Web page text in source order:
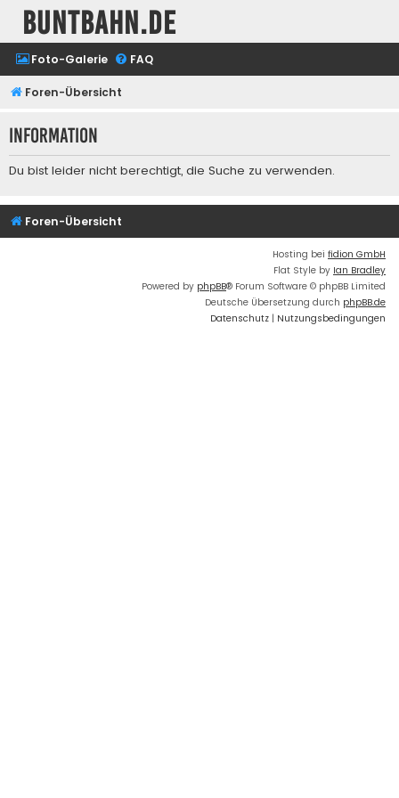
buntbahn.de
Foto-Galerie FAQ
Foren-Übersicht
Information
Du bist leider nicht berechtigt, die Suche zu verwenden.
Foren-Übersicht
Hosting bei fidion GmbH
Flat Style by Ian Bradley
Powered by phpBB® Forum Software © phpBB Limited
Deutsche Übersetzung durch phpBB.de
Datenschutz | Nutzungsbedingungen